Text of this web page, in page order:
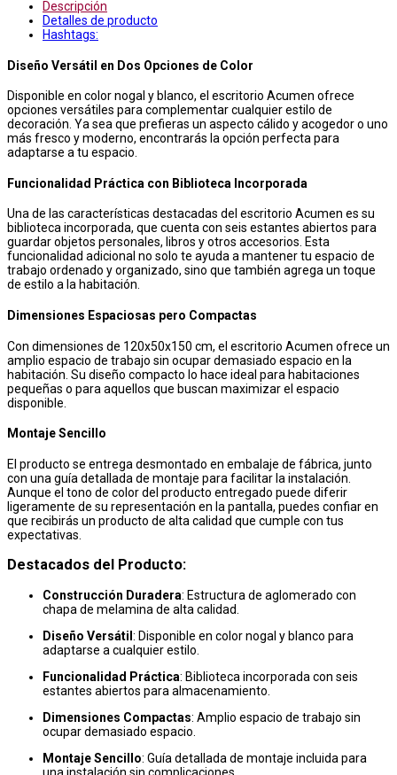
Descripción
Detalles de producto
Hashtags:
Diseño Versátil en Dos Opciones de Color
Disponible en color nogal y blanco, el escritorio Acumen ofrece
opciones versátiles para complementar cualquier estilo de
decoración. Ya sea que prefieras un aspecto cálido y acogedor o uno
más fresco y moderno, encontrarás la opción perfecta para
adaptarse a tu espacio.
Funcionalidad Práctica con Biblioteca Incorporada
Una de las características destacadas del escritorio Acumen es su
biblioteca incorporada, que cuenta con seis estantes abiertos para
guardar objetos personales, libros y otros accesorios. Esta
funcionalidad adicional no solo te ayuda a mantener tu espacio de
trabajo ordenado y organizado, sino que también agrega un toque
de estilo a la habitación.
Dimensiones Espaciosas pero Compactas
Con dimensiones de 120x50x150 cm, el escritorio Acumen ofrece un
amplio espacio de trabajo sin ocupar demasiado espacio en la
habitación. Su diseño compacto lo hace ideal para habitaciones
pequeñas o para aquellos que buscan maximizar el espacio
disponible.
Montaje Sencillo
El producto se entrega desmontado en embalaje de fábrica, junto
con una guía detallada de montaje para facilitar la instalación.
Aunque el tono de color del producto entregado puede diferir
ligeramente de su representación en la pantalla, puedes confiar en
que recibirás un producto de alta calidad que cumple con tus
expectativas.
Destacados del Producto:
Construcción Duradera: Estructura de aglomerado con
chapa de melamina de alta calidad.
Diseño Versátil: Disponible en color nogal y blanco para
adaptarse a cualquier estilo.
Funcionalidad Práctica: Biblioteca incorporada con seis
estantes abiertos para almacenamiento.
Dimensiones Compactas: Amplio espacio de trabajo sin
ocupar demasiado espacio.
Montaje Sencillo: Guía detallada de montaje incluida para
una instalación sin complicaciones.